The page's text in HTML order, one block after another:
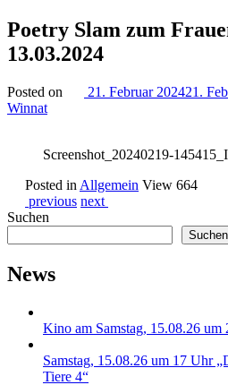
Poetry Slam zum
13.03.2024
Posted on 21. Februar 202421.
Winnat
Screenshot_20240219-
Posted in Allgemein View 664
previous next
Suchen
Suchen
News
Kino am Samstag, 15.08.26 um
Samstag, 15.08.26 um 17 Uhr
Tiere 4“